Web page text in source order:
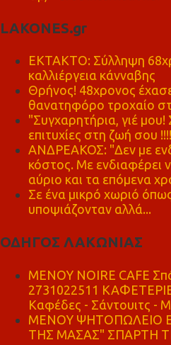
LAKONES.gr
ΕΚΤΑΚΤΟ: Σύλληψη
καλλιέργεια κάνναβης
Θρήνος! 48χρονος
θανατηφόρο τροχαίο
"Συγχαρητήρια, γιέ
επιτυχίες στη ζωή σου
ΑΝΔΡΕΑΚΟΣ: "Δεν με
κόστος. Με ενδιαφέρει
αύριο και τα επόμενα
Σε ένα μικρό χωριό
υποψιάζονταν αλλά...
ΟΔΗΓΟΣ ΛΑΚΩΝΙΑΣ
MENOY NOIRE CAFE
2731022511
Καφέδες - Σάντουιτς -
ΜΕΝΟΥ ΨΗΤΟΠΩΛΕΙΟ
ΤΗΣ ΜΑΣΑΣ" ΣΠΑΡΤΗ